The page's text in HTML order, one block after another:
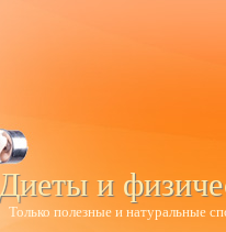
Диеты и
Только полезные и натуральные